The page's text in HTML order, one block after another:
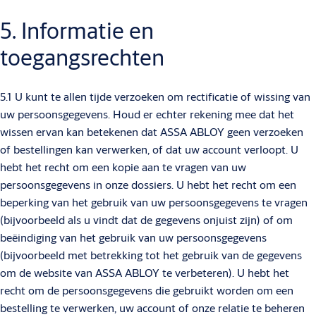
5. Informatie en
toegangsrechten
5.1 U kunt te allen tijde verzoeken om rectificatie of wissing van
uw persoonsgegevens. Houd er echter rekening mee dat het
wissen ervan kan betekenen dat ASSA ABLOY geen verzoeken
of bestellingen kan verwerken, of dat uw account verloopt. U
hebt het recht om een kopie aan te vragen van uw
persoonsgegevens in onze dossiers. U hebt het recht om een
beperking van het gebruik van uw persoonsgegevens te vragen
(bijvoorbeeld als u vindt dat de gegevens onjuist zijn) of om
beëindiging van het gebruik van uw persoonsgegevens
(bijvoorbeeld met betrekking tot het gebruik van de gegevens
om de website van ASSA ABLOY te verbeteren). U hebt het
recht om de persoonsgegevens die gebruikt worden om een
bestelling te verwerken, uw account of onze relatie te beheren